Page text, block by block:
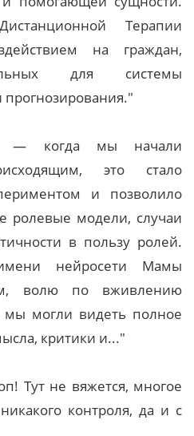
Терапии
на граждан,
для системы
прогнозирования."
— когда мы начали
это стало
и позволило
ролевые модели, случаи
в пользу ролей.
нейросети Мамы
волю по вживлению
мы могли видеть полное
критики и..."
Тут не вяжется, многое
контроля, да и с